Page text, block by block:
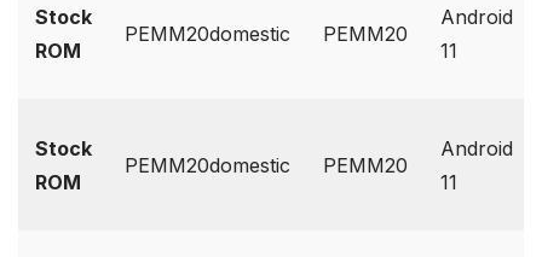
Stock
ROM
PEMM20domestic PEMM20
Android
11
Stock
ROM
PEMM20domestic PEMM20
Android
11